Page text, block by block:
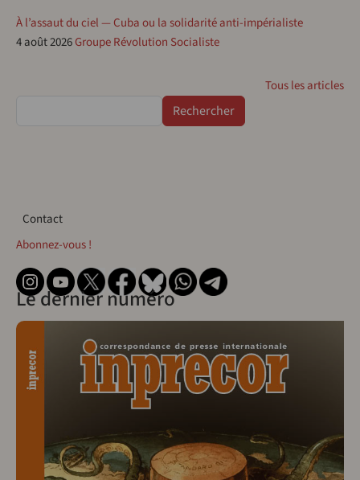
À l’assaut du ciel — Cuba ou la solidarité anti-impérialiste
4 août 2026Groupe Révolution Socialiste
Tous les articles
Contact
Contact
Abonnez-vous !
Le dernier numéro